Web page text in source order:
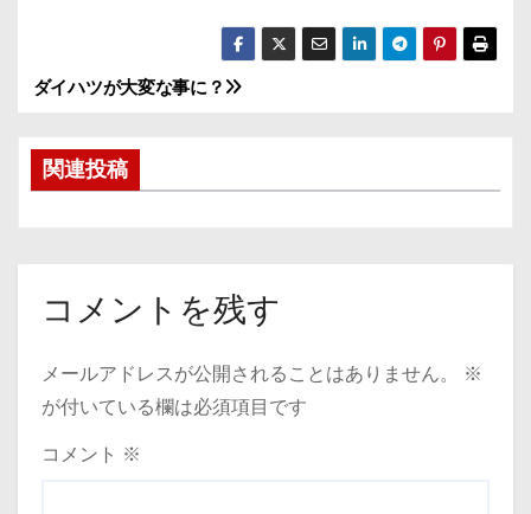
投
稿
ナ
ゲ
シ
ョ
ダイハツが大変な事に？
関連投稿
コメントを残す
メールアドレスが公開されることはありません。
※
が付いている欄は必須項目です
コメント ※